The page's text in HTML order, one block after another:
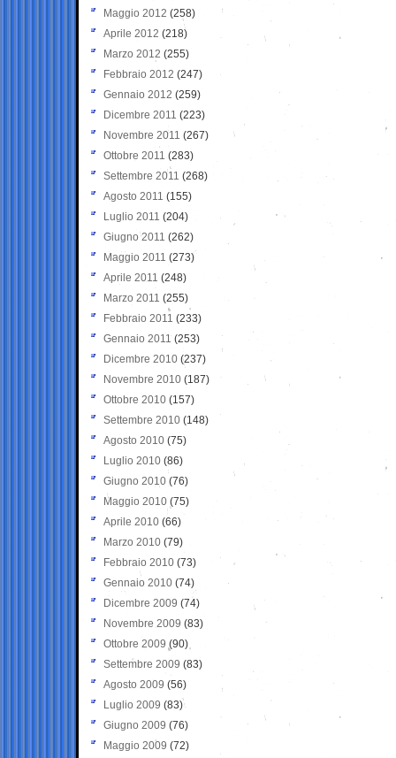
Maggio 2012 (258)
Aprile 2012 (218)
Marzo 2012 (255)
Febbraio 2012 (247)
Gennaio 2012 (259)
Dicembre 2011 (223)
Novembre 2011 (267)
Ottobre 2011 (283)
Settembre 2011 (268)
Agosto 2011 (155)
Luglio 2011 (204)
Giugno 2011 (262)
Maggio 2011 (273)
Aprile 2011 (248)
Marzo 2011 (255)
Febbraio 2011 (233)
Gennaio 2011 (253)
Dicembre 2010 (237)
Novembre 2010 (187)
Ottobre 2010 (157)
Settembre 2010 (148)
Agosto 2010 (75)
Luglio 2010 (86)
Giugno 2010 (76)
Maggio 2010 (75)
Aprile 2010 (66)
Marzo 2010 (79)
Febbraio 2010 (73)
Gennaio 2010 (74)
Dicembre 2009 (74)
Novembre 2009 (83)
Ottobre 2009 (90)
Settembre 2009 (83)
Agosto 2009 (56)
Luglio 2009 (83)
Giugno 2009 (76)
Maggio 2009 (72)